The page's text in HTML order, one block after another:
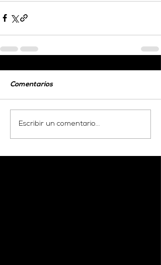
Comentarios
Escribir un comentario...